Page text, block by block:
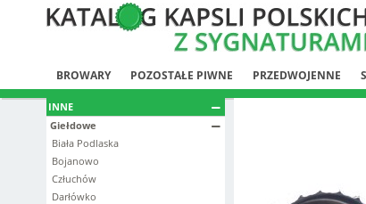
BROWARY POZOSTAŁE PIWNE PRZEDWOJENNE
INNE
Giełdowe
Biała Podlaska
Bojanowo
Człuchów
Darłówko